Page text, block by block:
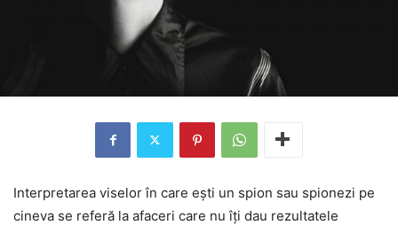
Interpretarea viselor în care ești un spion sau spionezi pe
cineva se referă la afaceri care nu îți dau rezultatele